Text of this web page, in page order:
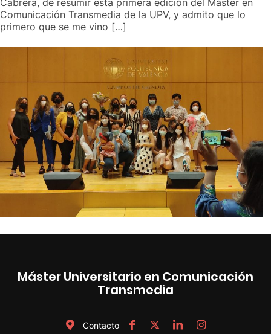
Comunicación Transmedia de la UPV, y admito que lo
primero que se me vino […]
Máster Universitario en Comunicación
Transmedia
Contacto